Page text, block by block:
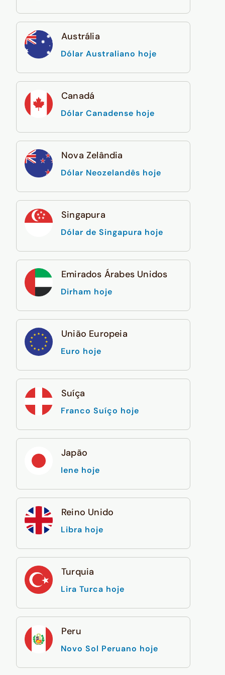
Austrália
Dólar Australiano hoje
Canadá
Dólar Canadense hoje
Nova Zelândia
Dólar Neozelandês hoje
Singapura
Dólar de Singapura hoje
Emirados Árabes Unidos
Dirham hoje
União Europeia
Euro hoje
Suíça
Franco Suíço hoje
Japão
Iene hoje
Reino Unido
Libra hoje
Turquia
Lira Turca hoje
Peru
Novo Sol Peruano hoje